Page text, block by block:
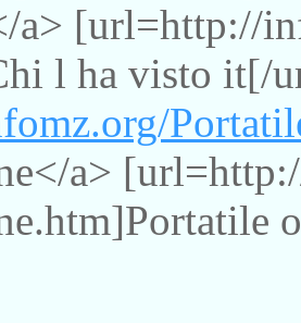
a> [url=http://
l ha visto it[/
a>